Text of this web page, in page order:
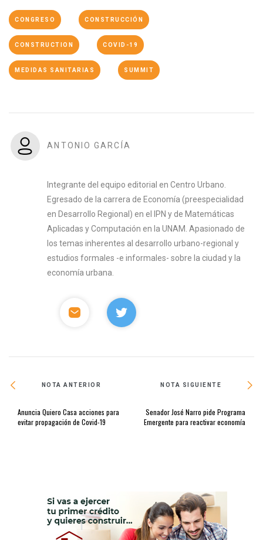
CONGRESO CONSTRUCCIÓN
CONSTRUCTION COVID-19
MEDIDAS SANITARIAS SUMMIT
ANTONIO GARCÍA
Integrante del equipo editorial en Centro Urbano.
Egresado de la carrera de Economía (preespecialidad
en Desarrollo Regional) en el IPN y de Matemáticas
Aplicadas y Computación en la UNAM. Apasionado de
los temas inherentes al desarrollo urbano-regional y
estudios formales -e informales- sobre la ciudad y la
economía urbana.
NOTA ANTERIOR
Anuncia Quiero Casa acciones para
evitar propagación de Covid-19
NOTA SIGUIENTE
Senador José Narro pide Programa
Emergente para reactivar economía